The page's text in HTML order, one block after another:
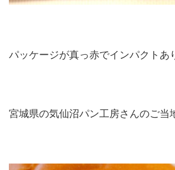
パッケージが真っ赤でインパクトあ
宮城県の気仙沼パン工房さんのご当